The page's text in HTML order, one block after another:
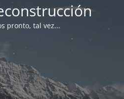
pronto, tal vez...